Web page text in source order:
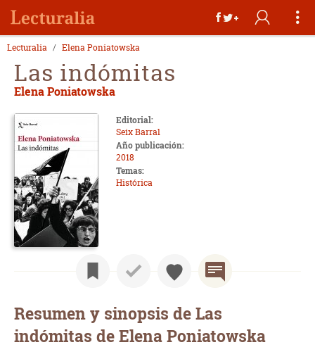
Lecturalia Elena Poniatowska
Las indómitas
Elena Poniatowska
Editorial:
Seix Barral
Año publicación:
2018
Temas:
Histórica
Resumen y sinopsis de Las
indómitas de Elena Poniatowska